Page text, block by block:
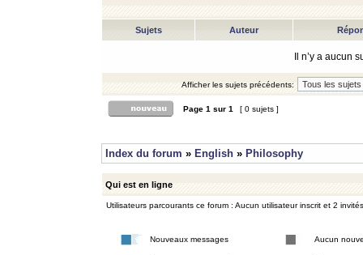
Sujets Auteur
Il n’y a aucun
Afficher les sujets précédents:
Page 1 sur 1 [ 0 sujets ]
Index du forum » English » Philosophy
Qui est en ligne
Utilisateurs parcourants ce forum : Aucun utilisateur inscrit et 2 invités
Nouveaux messages Aucun